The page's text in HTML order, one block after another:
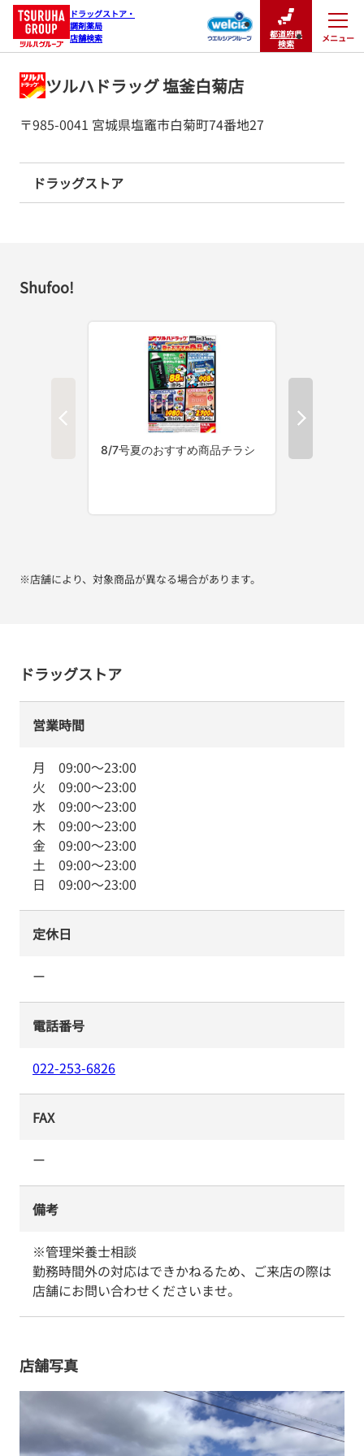
ドラッグストア・
調剤薬局
店舗検索
都道府県
検索
メニュー
閉じる
ツルハドラッグ 塩釜白菊店
〒985-0041 宮城県塩竈市白菊町74番地27
ドラッグストア
Shufoo!
※店舗により、対象商品が異なる場合があります。
ドラッグストア
営業時間
月 09:00～23:00
火 09:00～23:00
水 09:00～23:00
木 09:00～23:00
金 09:00～23:00
土 09:00～23:00
日 09:00～23:00
定休日
ー
電話番号
022-253-6826
FAX
ー
備考
※管理栄養士相談
勤務時間外の対応はできかねるため、ご来店の際は
店舗にお問い合わせくださいませ。
店舗写真